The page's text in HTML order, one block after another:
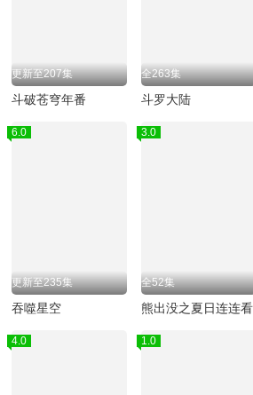
更新至207集
斗破苍穹年番
全263集
斗罗大陆
6.0
更新至235集
吞噬星空
3.0
全52集
熊出没之夏日连连看
4.0 1.0